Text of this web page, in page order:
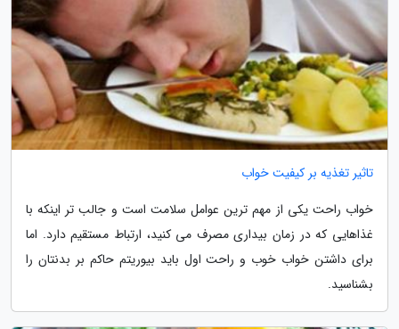
تاثیر تغذیه بر کیفیت خواب
خواب راحت یکی از مهم ترین عوامل سلامت است و جالب تر اینکه با
غذاهایی که در زمان بیداری مصرف می کنید، ارتباط مستقیم دارد. اما
برای داشتن خواب خوب و راحت اول باید بیوریتم حاکم بر بدنتان را
بشناسید.